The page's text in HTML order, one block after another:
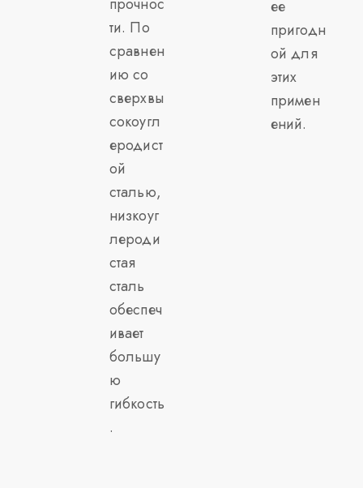
ти. По
сравнен
ию со
сверхвы
сокоугл
еродист
ой
сталью,
низкоуг
лероди
стая
сталь
обеспеч
ивает
большу
ю
гибкость
.
ее
пригодн
ой для
этих
примен
ений.